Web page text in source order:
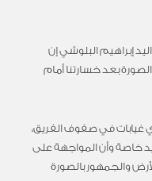
إبراهيم البلوشي إن
بعد خسارتنا أمام
غيابات في صفوف الفريق،
خاصة وأن المواجهة على
والجمهور بالصورة